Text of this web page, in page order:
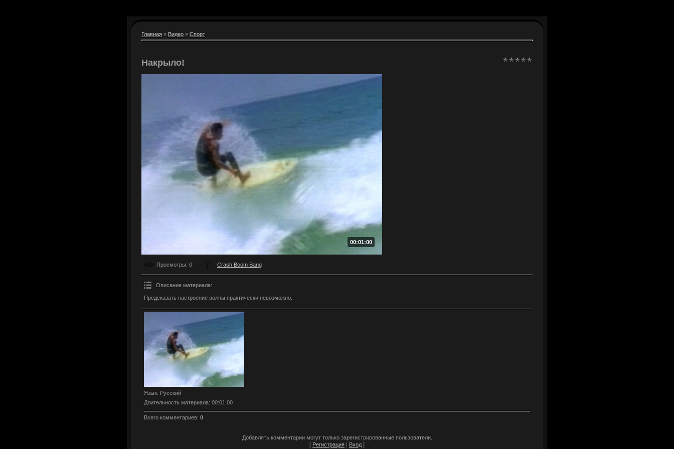
Главная » Видео » Спорт
Накрыло!
00:01:00
Просмотры: 0 Crash Boom Bang
Описание материала:
Предсказать настроение волны практически невозможно.
Язык: Русский
Длительность материала: 00:01:00
Всего комментариев: 0
Добавлять комментарии могут только зарегистрированные пользователи.
[ Регистрация | Вход ]